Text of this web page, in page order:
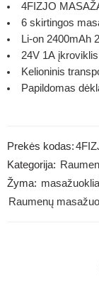
4FIZJO
6 skirtingos
Li-on 2400mAh
24V 1A
Kelioninis
Papildomas
Prekės kodas:
Kategorija:
Žyma:
Raumenų